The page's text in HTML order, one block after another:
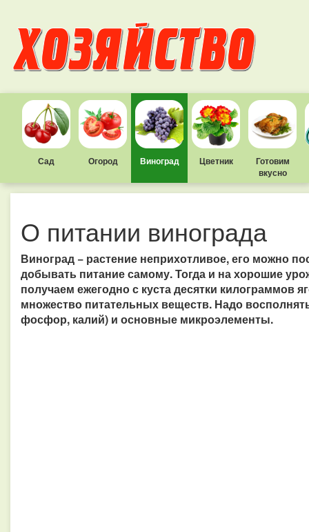
Сад Огород Виноград Цветник
Готовим
вкусно
О питании винограда
Виноград − растение неприхотливое, его можно
добывать питание самому. Тогда и на хорошие
получаем ежегодно с куста десятки килограммов
множество питательных веществ. Надо
фосфор, калий) и основные микроэлементы.